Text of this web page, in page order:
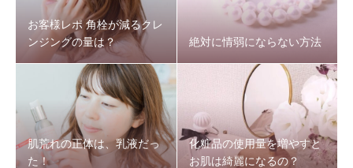
お客様レポ 角栓が減るクレ
ンジングの量は？
絶対に情弱にならない方法
肌荒れの正体は、乳液だっ
た！
化粧品の使用量を増やすと
お肌は綺麗になるの？